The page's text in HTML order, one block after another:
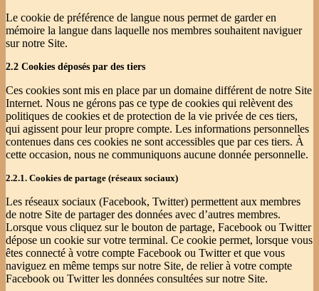
Le cookie de préférence de langue nous permet de garder en
mémoire la langue dans laquelle nos membres souhaitent naviguer
sur notre Site.
2.2 Cookies déposés par des tiers
Ces cookies sont mis en place par un domaine différent de notre Site
Internet. Nous ne gérons pas ce type de cookies qui relèvent des
politiques de cookies et de protection de la vie privée de ces tiers,
qui agissent pour leur propre compte. Les informations personnelles
contenues dans ces cookies ne sont accessibles que par ces tiers. À
cette occasion, nous ne communiquons aucune donnée personnelle.
2.2.1. Cookies de partage (réseaux sociaux)
Les réseaux sociaux (Facebook, Twitter) permettent aux membres
de notre Site de partager des données avec d’autres membres.
Lorsque vous cliquez sur le bouton de partage, Facebook ou Twitter
dépose un cookie sur votre terminal. Ce cookie permet, lorsque vous
êtes connecté à votre compte Facebook ou Twitter et que vous
naviguez en même temps sur notre Site, de relier à votre compte
Facebook ou Twitter les données consultées sur notre Site.